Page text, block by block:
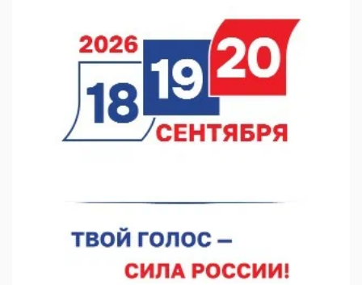
Нижегородские хирурги выполнили трансоральную
операцию на щитовидной железе
06.08.2026 15:03
Более 30 нижегородцев прошли обучение для соцконтракта
06.08.2026 14:46